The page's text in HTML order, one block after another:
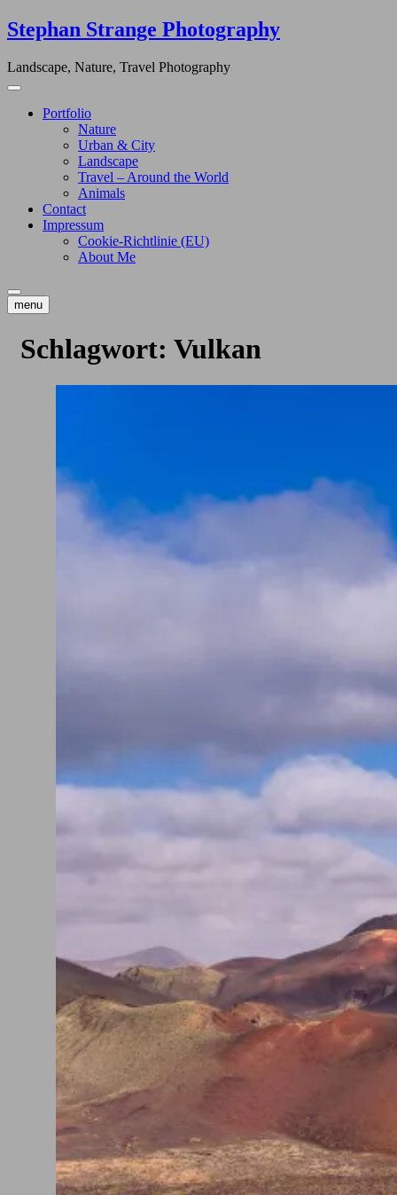
Skip
to
Stephan Strange Photography
Landscape, Nature, Travel Photography
Portfolio
Nature
Urban & City
Landscape
Travel – Around the World
Animals
Contact
Impressum
Cookie-Richtlinie (EU)
About Me
menu
Schlagwort: Vulkan